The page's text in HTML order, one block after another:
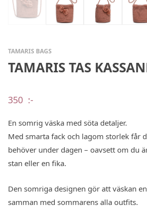
TAMARIS BAGS
TAMARIS TAS
350 :-
En somrig väska med söta detaljer.
Med smarta fack och lagom storlek får
behöver under dagen – oavsett om du
stan eller en fika.
Den somriga designen gör att väskan
samman med sommarens alla outfits.